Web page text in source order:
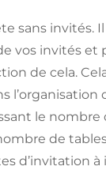
sans invités.
vos invités et
de cela.
l’organisation
le
de
d’invitation à